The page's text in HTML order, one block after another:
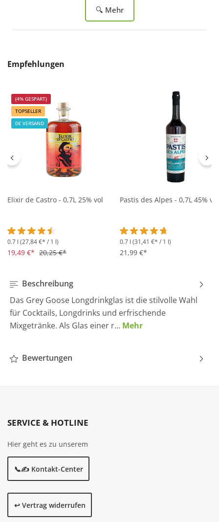
🔍 Mehr
Produktgalerie überspringen
Empfehlungen
(4% GESPART)
TOPSELLER
0€ VERSAND
Elixir de Castro - 0,7L 25% vol
Durchschnittliche Bewertung von 4.5 von 5 Sternen
0.7 l (27,84 €* / 1 l)
19,49 €* 20,25 €*
Pastis des Alpes - 0,7L 45% vol
Durchschnittliche
0.7 l (31,41 €* / 1 l)
21,99 €*
Beschreibung
Das Grey Goose Longdrinkglas ist die stilvolle Wahl
für Cocktails, Longdrinks und erfrischende
Mixgetränke. Als Glas einer r… Mehr
Bewertungen
SERVICE & HOTLINE
Hier geht es zu unserem
📞✍️ Kontakt-Center
↩️ Vertrag widerrufen